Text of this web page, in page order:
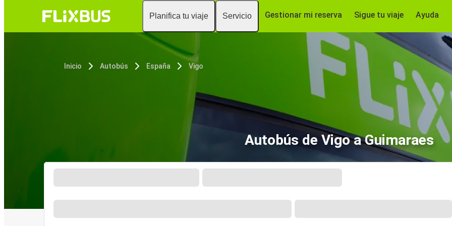
Planifica tu viaje Servicio Gestionar mi reserva Sigue tu viaje Ayuda
Inicio Autobús España Vigo
Autobús de Vigo a Guimaraes